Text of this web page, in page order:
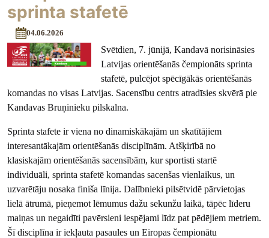
sprinta stafetē
04.06.2026
Svētdien, 7. jūnijā, Kandavā norisināsies
Latvijas orientēšanās čempionāts sprinta
stafetē, pulcējot spēcīgākās orientēšanās
komandas no visas Latvijas. Sacensību centrs atradīsies skvērā pie
Kandavas Bruņinieku pilskalna.
Sprinta stafete ir viena no dinamiskākajām un skatītājiem
interesantākajām orientēšanās disciplīnām. Atšķirībā no
klasiskajām orientēšanās sacensībām, kur sportisti startē
individuāli, sprinta stafetē komandas sacenšas vienlaikus, un
uzvarētāju nosaka finiša līnija. Dalībnieki pilsētvidē pārvietojas
lielā ātrumā, pieņemot lēmumus dažu sekunžu laikā, tāpēc līderu
maiņas un negaidīti pavērsieni iespējami līdz pat pēdējiem metriem.
Šī disciplīna ir iekļauta pasaules un Eiropas čempionātu